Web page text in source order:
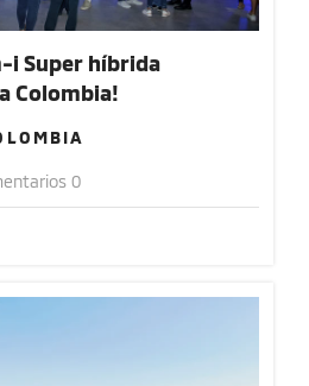
i Super híbrida
Colombia!
0